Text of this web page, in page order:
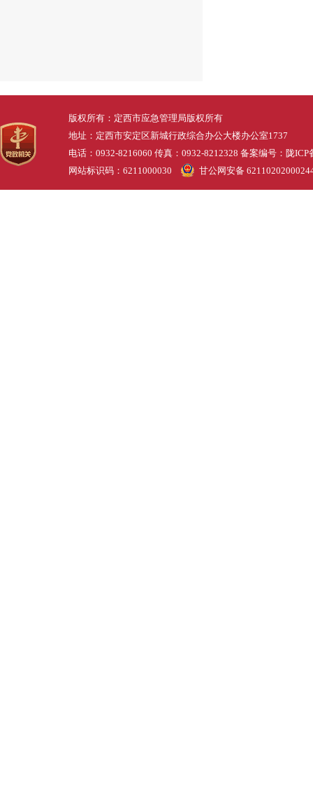
版权所有：定西市应急管理局版权所有
地址：定西市安定区新城行政综合办公大楼办公室1737
电话：0932-8216060 传真：0932-8212328 备案编号： 陇ICP
网站标识码：6211000030
甘公网安备